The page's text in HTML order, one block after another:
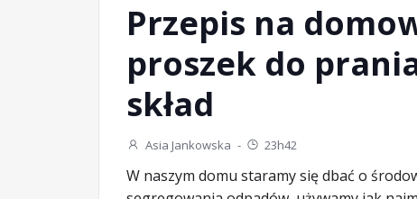
Przepis na
proszek do
skład
Asia Jankowska - 23h42
W naszym domu staramy się dbać o